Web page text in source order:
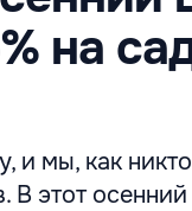
на
и мы, как
этот